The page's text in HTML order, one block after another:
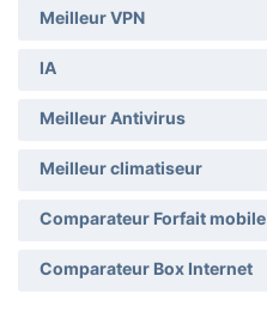
Meilleur VPN
IA
Meilleur Antivirus
Meilleur climatiseur
Comparateur Forfait mobile
Comparateur Box Internet